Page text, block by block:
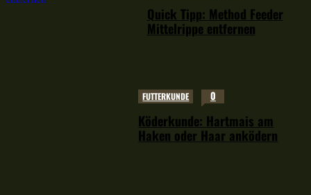
Quick Tipp: Method Feeder
Mittelrippe entfernen
FUTTERKUNDE 0
Köderkunde: Hartmais am
Haken oder Haar anködern